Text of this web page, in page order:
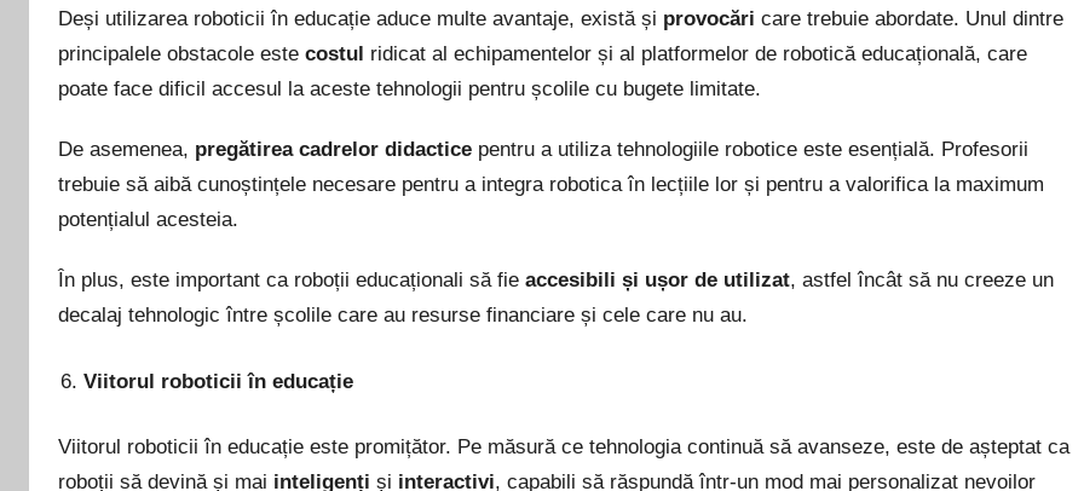
Deși utilizarea roboticii în educație aduce multe avantaje, există și provocări care trebuie abordate. Unul dintre
principalele obstacole este costul ridicat al echipamentelor și al platformelor de robotică educațională, care
poate face dificil accesul la aceste tehnologii pentru școlile cu bugete limitate.
De asemenea, pregătirea cadrelor didactice pentru a utiliza tehnologiile robotice este esențială. Profesorii
trebuie să aibă cunoștințele necesare pentru a integra robotica în lecțiile lor și pentru a valorifica la maximum
potențialul acesteia.
În plus, este important ca roboții educaționali să fie accesibili și ușor de utilizat, astfel încât să nu creeze un
decalaj tehnologic între școlile care au resurse financiare și cele care nu au.
Viitorul roboticii în educație
Viitorul roboticii în educație este promițător. Pe măsură ce tehnologia continuă să avanseze, este de așteptat ca
roboții să devină și mai inteligenți și interactivi, capabili să răspundă într-un mod mai personalizat nevoilor